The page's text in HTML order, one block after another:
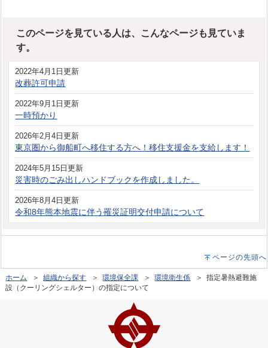
このページを見ている人は、こんなページも見ていま
す。
2022年4月1日更新
改葬許可申請
2022年9月1日更新
一時預かり
2026年2月4日更新
東京圏から御船町へ移住する方へ！移住支援金を支給します！
2024年5月15日更新
災害時のごみ出しハンドブックを作成しました。
2026年8月4日更新
令和8年熊本地震に伴う罹災証明交付申請について
ページの先頭へ
ホーム ＞組織から探す ＞環境保全課 ＞環境衛生係 ＞ 指定暑熱避難施
設（クーリングシェルター）の指定について